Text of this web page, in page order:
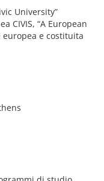
University”
CIVIS, “A European
europea e costituita